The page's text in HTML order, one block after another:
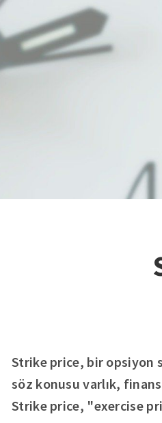
Strike price, bir opsiyon
söz konusu varlık,
Strike price, "exercise